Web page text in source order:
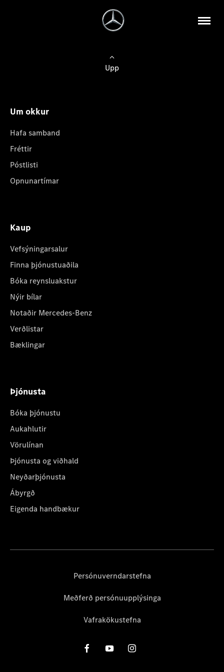
Upp
Um okkur
Hafa samband
Fréttir
Póstlisti
Opnunartímar
Kaup
Vefsýningarsalur
Finna þjónustuaðila
Bóka reynsluakstur
Nýir bílar
Notaðir Mercedes-Benz
Verðlistar
Bæklingar
Þjónusta
Bóka þjónustu
Aukahlutir
Vörulínan
Þjónusta og viðhald
Neyðarþjónusta
Ábyrgð
Eigenda handbækur
Persónuverndarstefna
Meðferð persónuupplýsinga
Vafrakökustefna